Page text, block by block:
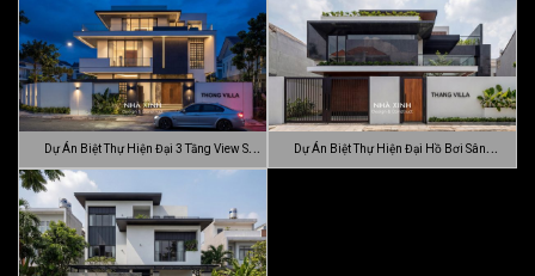
MODE…
Dự Án Biệt Thự Hiện Đại 3 Tầng View Sân
…
Dự Án Biệt Thự Hiện Đại Hồ Bơi Sân